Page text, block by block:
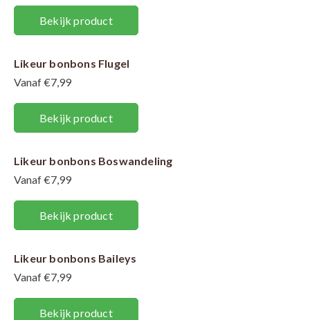
Bekijk product
Likeur bonbons Flugel
Vanaf €7,99
Bekijk product
Likeur bonbons Boswandeling
Vanaf €7,99
Bekijk product
Likeur bonbons Baileys
Vanaf €7,99
Bekijk product